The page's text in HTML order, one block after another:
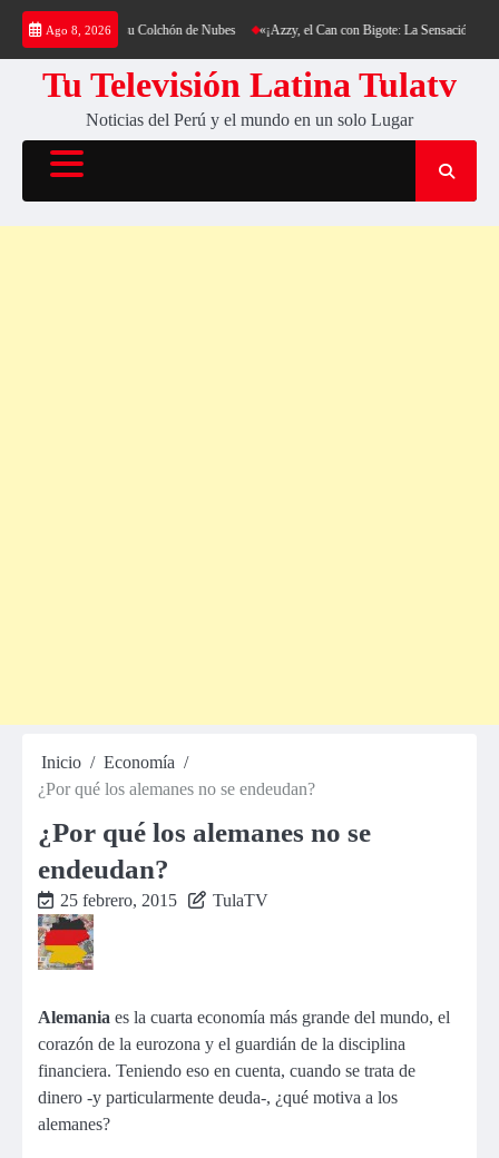
Saltar
contenido
Ago 8, 2026
Cantería y su Colchón de Nubes «¡Azzy, el Can con Bigote: La Sensación Peluda que
Tu Televisión Latina Tulatv
Noticias del Perú y el mundo en un solo Lugar
Inicio
Economía
¿Por qué los alemanes no se endeudan?
¿Por qué los alemanes no se
endeudan?
25 febrero, 2015 TulaTV
Alemania es la cuarta economía más grande del mundo, el
corazón de la eurozona y el guardián de la disciplina
financiera. Teniendo eso en cuenta, cuando se trata de
dinero -y particularmente deuda-, ¿qué motiva a los
alemanes?